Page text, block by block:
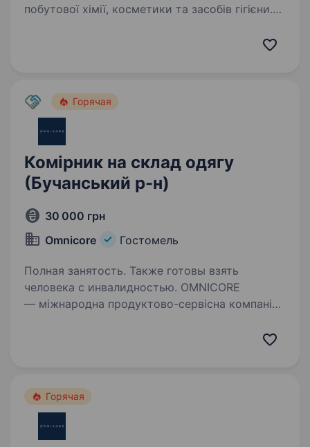
побутової хімії, косметики та засобів гігієни.
якісними товарами, має динамічний розвиток
Горячая
Комірник на склад одягу
(Бучанський р-н)
30 000 грн
Omnicore
Гостомель
Полная занятость. Также готовы взять
человека с инвалидностью. OMNICORE
— міжнародна продуктово-сервісна компанія ,
бізнесами світових гравців ритейлу в індустрії
Горячая